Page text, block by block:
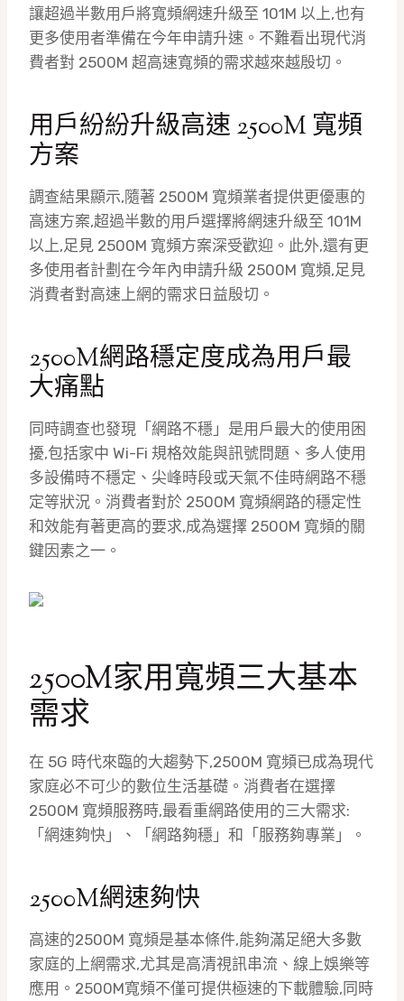
讓超過半數用戶將寬頻網速升級至 101M 以上,也有
更多使用者準備在今年申請升速。不難看出現代消
費者對 2500M 超高速寬頻的需求越來越殷切。
用戶紛紛升級高速 2500M 寬頻
方案
調查結果顯示,隨著 2500M 寬頻業者提供更優惠的
高速方案,超過半數的用戶選擇將網速升級至 101M
以上,足見 2500M 寬頻方案深受歡迎。此外,還有更
多使用者計劃在今年內申請升級 2500M 寬頻,足見
消費者對高速上網的需求日益殷切。
2500M網路穩定度成為用戶最
大痛點
同時調查也發現「網路不穩」是用戶最大的使用困
擾,包括家中 Wi-Fi 規格效能與訊號問題、多人使用
多設備時不穩定、尖峰時段或天氣不佳時網路不穩
定等狀況。消費者對於 2500M 寬頻網路的穩定性
和效能有著更高的要求,成為選擇 2500M 寬頻的關
鍵因素之一。
2500M家用寬頻三大基本
需求
在 5G 時代來臨的大趨勢下,2500M 寬頻已成為現代
家庭必不可少的數位生活基礎。消費者在選擇
2500M 寬頻服務時,最看重網路使用的三大需求:
「網速夠快」、「網路夠穩」和「服務夠專業」。
2500M網速夠快
高速的2500M 寬頻是基本條件,能夠滿足絕大多數
家庭的上網需求,尤其是高清視訊串流、線上娛樂等
應用。2500M寬頻不僅可提供極速的下載體驗,同時